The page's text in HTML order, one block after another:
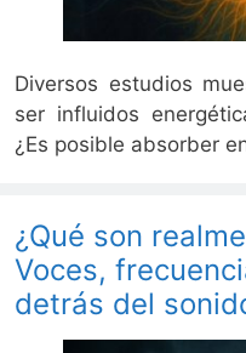
Diversos estudios
ser influidos
¿Es posible absorber
¿Qué son
Voces,
detrás del